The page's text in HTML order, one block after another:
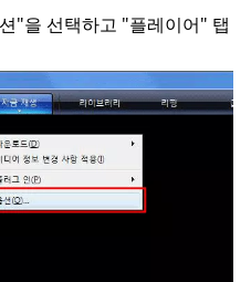
"을 선택하고 "플레이어" 탭